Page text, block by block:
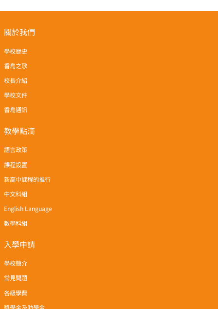
關於我們
學校歷史
香島之歌
校長介紹
學校文件
香島通訊
教學點滴
語言政策
課程設置
新高中課程的推行
中文科組
English Language
數學科組
入學申請
學校簡介
常見問題
各級學費